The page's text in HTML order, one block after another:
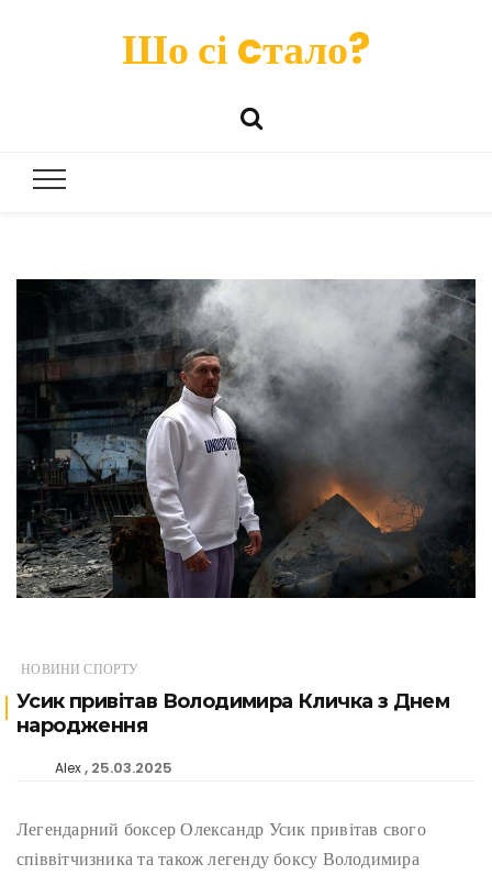
Шо сі cтало?
НОВИНИ СПОРТУ
Усик привітав Володимира Кличка з Днем
народження
Alex 25.03.2025
Легендарний боксер Олександр Усик привітав свого
співвітчизника та також легенду боксу Володимира